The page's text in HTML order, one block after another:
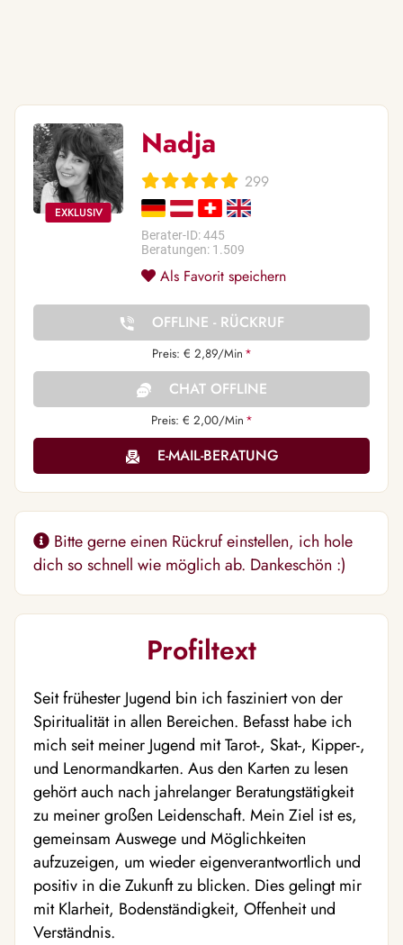
Nadja
299
Berater-ID: 445
Beratungen: 1.509
Als Favorit speichern
OFFLINE - RÜCKRUF
Preis: € 2,89/Min *
CHAT OFFLINE
Preis: € 2,00/Min *
E-MAIL-BERATUNG
Bitte gerne einen Rückruf einstellen, ich hole
dich so schnell wie möglich ab. Dankeschön :)
Profiltext
Seit frühester Jugend bin ich fasziniert von der
Spiritualität in allen Bereichen. Befasst habe ich
mich seit meiner Jugend mit Tarot-, Skat-, Kipper-,
und Lenormandkarten. Aus den Karten zu lesen
gehört auch nach jahrelanger Beratungstätigkeit
zu meiner großen Leidenschaft. Mein Ziel ist es,
gemeinsam Auswege und Möglichkeiten
aufzuzeigen, um wieder eigenverantwortlich und
positiv in die Zukunft zu blicken. Dies gelingt mir
mit Klarheit, Bodenständigkeit, Offenheit und
Verständnis.